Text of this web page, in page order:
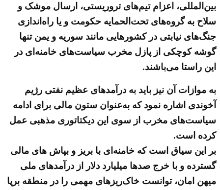
بین‌المللی، اعزام تیم‌های تروریستی، ارسال موشک و
سلاح به گروه‌های تحت‌الحمایه حکومت و یا راه‌اندازی
جنگ‌های نیابتی در کشورهایی مانند سوریه و یمن تنها
گوشه کوچکی از پازل مخرب سیاست‌های خامنه‌ای در
این راستا می‌باشند.
به موازات آن نیز باید به درآمدهای عظیم نفتی رژیم
آخوندی اشاره نمود که به‌عنوان ستون مالی برای ادامه
سیاست‌های مخرب از سوی این دیکتاتوری مذهبی عمل
کرده است.
بر این سیاق است که خامنه‌ای با بریز و بپاش های مالی
گسترده و با خرج صدها میلیارد دلار از درآمدهای ملی
میهن امان، توانست خاک‌ریزهای مهمی را در منطقه برپا